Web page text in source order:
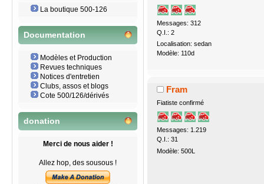
La boutique 500-126
Documentation
Modèles et Production
Revues techniques
Notices d'entretien
Clubs, assos et blogs
Cote 500/126/dérivés
donation
Merci de nous aider !
Allez hop, des sousous !
Messages: 312
Q.I.: 2
Localisation: sedan
Modèle: 110d
Fram
Fiatiste confirmé
Messages: 1.219
Q.I.: 31
Modèle: 500L